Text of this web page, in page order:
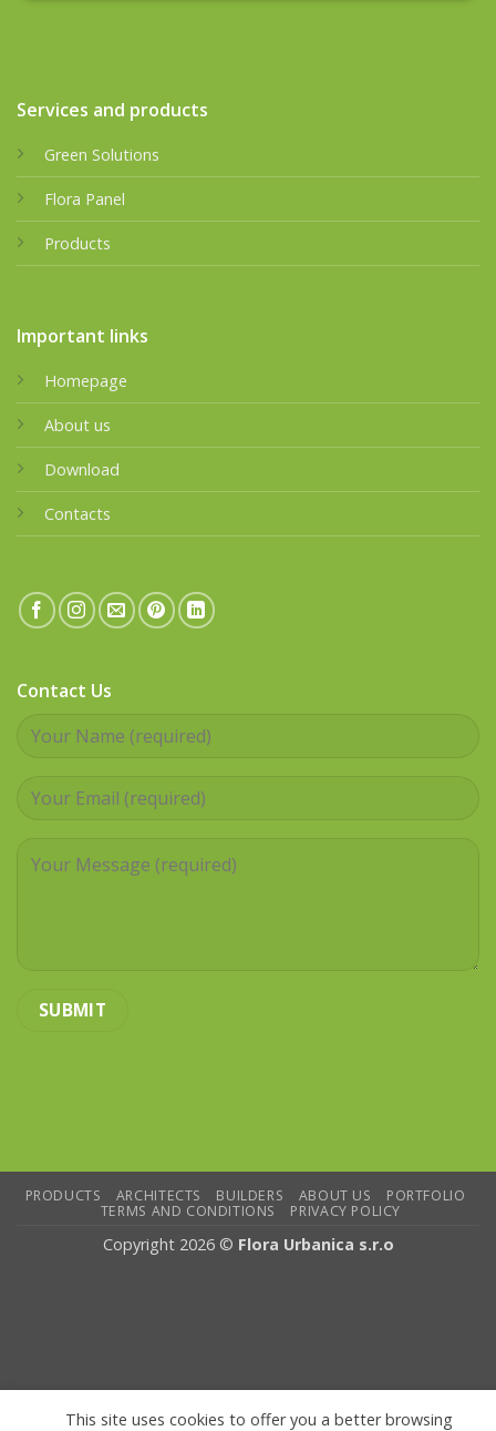
Services and products
Green Solutions
Flora Panel
Products
Important links
Homepage
About us
Download
Contacts
Contact Us
PRODUCTS ARCHITECTS BUILDERS ABOUT US
PORTFOLIO
TERMS AND CONDITIONS
PRIVACY POLICY
Copyright 2026 © Flora Urbanica s.r.o
This site uses cookies to offer you a better browsing